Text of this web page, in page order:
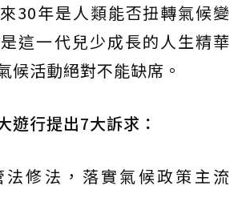
30年是人類能否扭轉氣候變
這一代兒少成長的人生精華
候活動絕對不能缺席。
遊行提出7大訴求：
修法，落實氣候政策主流